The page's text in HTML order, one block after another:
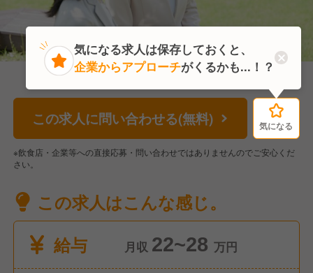
この求人に問い合わせる(無料) 気になる
※飲食店・企業等への直接応募・問い合わせではありませんのでご安心くだ
さい。
この求人はこんな感じ。
給与
月収 22~28 万円
気になる
気になる求人は保存しておくと、
企業からアプローチがくるかも...！？